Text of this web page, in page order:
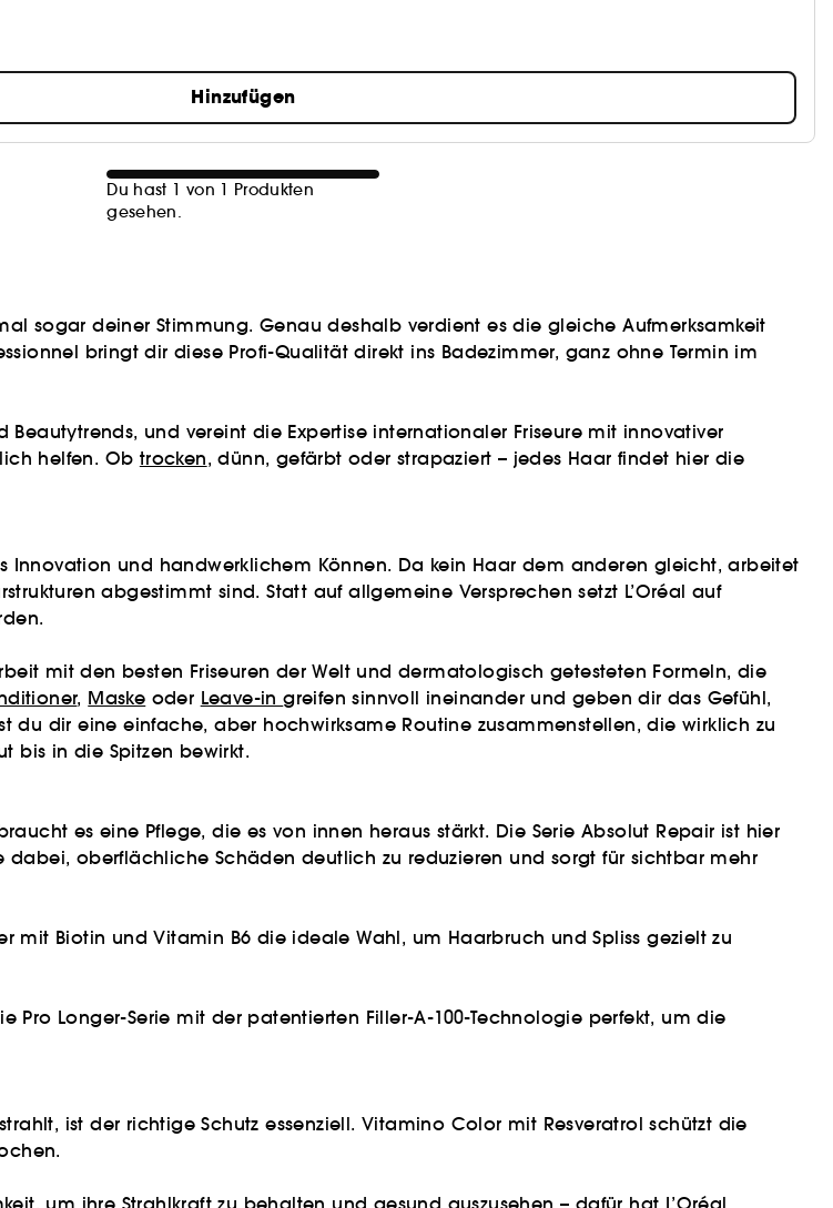
Hinzufügen
Du hast 1 von 1 Produkten
gesehen.
sogar deiner Stimmung. Genau deshalb verdient es die gleiche Aufmerksamkeit
bringt dir diese Profi-Qualität direkt ins Badezimmer, ganz ohne Termin im
und vereint die Expertise internationaler Friseure mit innovativer
helfen. Ob trocken, dünn, gefärbt oder strapaziert – jedes Haar findet hier die
Innovation und handwerklichem Können. Da kein Haar dem anderen gleicht, arbeitet
abgestimmt sind. Statt auf allgemeine Versprechen setzt L’Oréal auf
mit den besten Friseuren der Welt und dermatologisch getesteten Formeln, die
, Maske oder Leave-ingreifen sinnvoll ineinander und geben dir das Gefühl,
du dir eine einfache, aber hochwirksame Routine zusammenstellen, die wirklich zu
bis in die Spitzen bewirkt.
es eine Pflege, die es von innen heraus stärkt. Die Serie Absolut Repair ist hier
oberflächliche Schäden deutlich zu reduzieren und sorgt für sichtbar mehr
mit Biotin und Vitamin B6 die ideale Wahl, um Haarbruch und Spliss gezielt zu
Pro Longer-Serie mit der patentierten Filler-A-100-Technologie perfekt, um die
ist der richtige Schutz essenziell. Vitamino Color mit Resveratrol schützt die
um ihre Strahlkraft zu behalten und gesund auszusehen – dafür hat L’Oréal